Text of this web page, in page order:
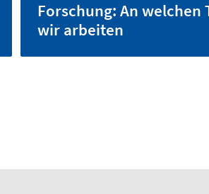
Forschung: An welchen
wir arbeiten